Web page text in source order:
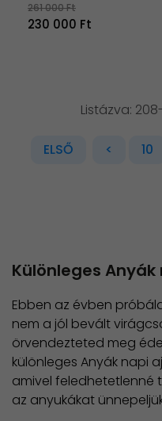
261 000 Ft
230 000 Ft
Listázva:
ELSŐ < 10
Különleges
Ebben az évben
nem a jól bevált
örvendezteted meg
különleges Anyák napi
amivel feledhetetlenné
az anyukákat